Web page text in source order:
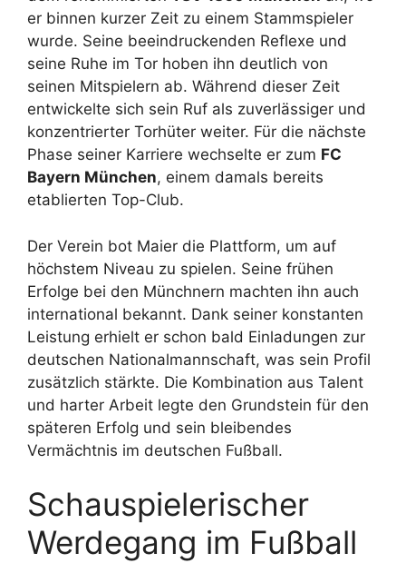
er binnen kurzer Zeit zu einem Stammspieler
wurde. Seine beeindruckenden Reflexe und
seine Ruhe im Tor hoben ihn deutlich von
seinen Mitspielern ab. Während dieser Zeit
entwickelte sich sein Ruf als zuverlässiger und
konzentrierter Torhüter weiter. Für die nächste
Phase seiner Karriere wechselte er zum FC
Bayern München, einem damals bereits
etablierten Top-Club.
Der Verein bot Maier die Plattform, um auf
höchstem Niveau zu spielen. Seine frühen
Erfolge bei den Münchnern machten ihn auch
international bekannt. Dank seiner konstanten
Leistung erhielt er schon bald Einladungen zur
deutschen Nationalmannschaft, was sein Profil
zusätzlich stärkte. Die Kombination aus Talent
und harter Arbeit legte den Grundstein für den
späteren Erfolg und sein bleibendes
Vermächtnis im deutschen Fußball.
Schauspielerischer
Werdegang im Fußball